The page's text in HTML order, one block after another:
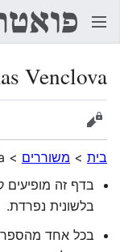
Venclova
הצגת מקור
בית > משוררים >
בדף זה מופיעים
בלשונית נפרדת.
בכל אחד